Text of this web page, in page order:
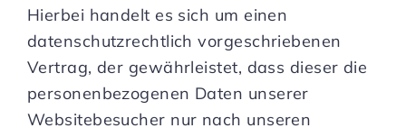
Hierbei handelt es sich um einen
datenschutzrechtlich vorgeschriebenen
Vertrag, der gewährleistet, dass dieser die
personenbezogenen Daten unserer
Websitebesucher nur nach unseren